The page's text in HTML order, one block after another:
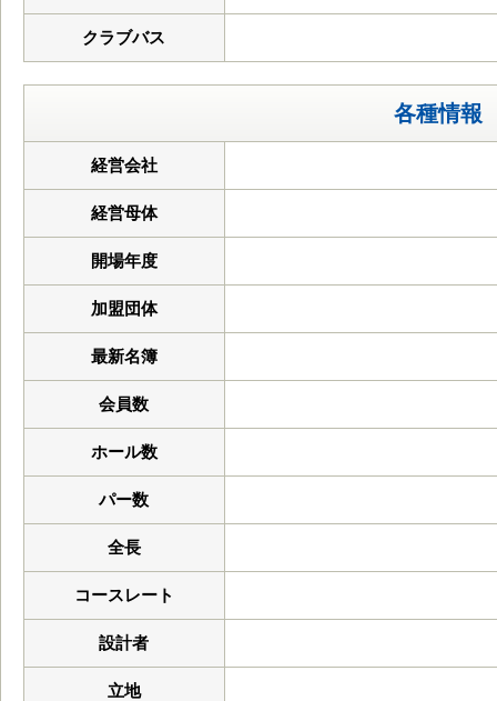
クラブバス
各種情報
経営会社
経営母体
開場年度
加盟団体
最新名簿
会員数
ホール数
パー数
全長
コースレート
設計者
立地